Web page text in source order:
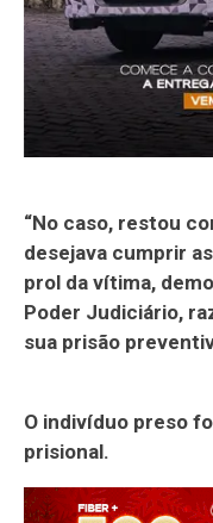
“No caso, restou
desejava cumprir
prol da vítima,
Poder Judiciário,
sua prisão
O indivíduo preso
prisional.